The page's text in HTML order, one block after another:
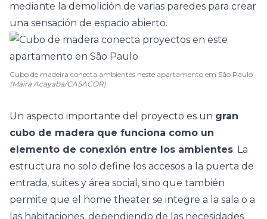
mediante la demolición de varias paredes para crear
una sensación de espacio abierto.
Cubo de madeira conecta ambientes neste apartamento em São Paulo
(Maira Acayaba/CASACOR)
Un aspecto importante del proyecto es un gran
cubo de madera que funciona como un
elemento de conexión entre los ambientes. La
estructura no solo define los accesos a la puerta de
entrada, suites y área social, sino que también
permite que el home theater se integre a la sala o a
las habitaciones, dependiendo de las necesidades